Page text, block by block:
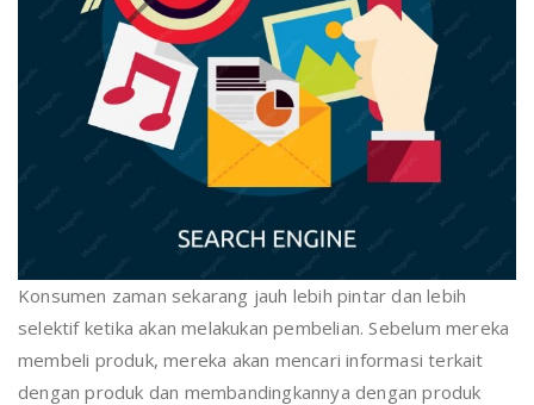
Konsumen zaman sekarang jauh lebih pintar dan lebih
selektif ketika akan melakukan pembelian. Sebelum mereka
membeli produk, mereka akan mencari informasi terkait
dengan produk dan membandingkannya dengan produk